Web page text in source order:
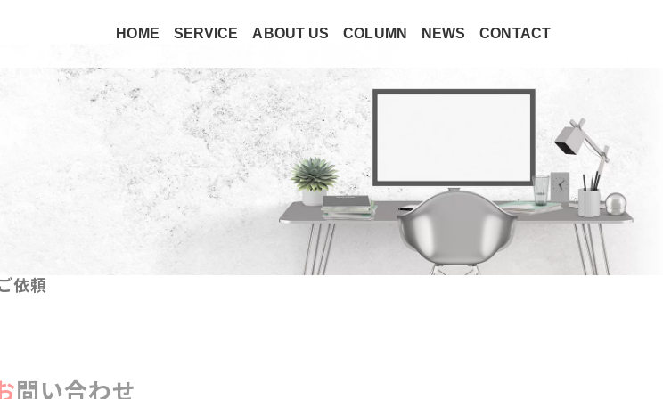
HOME SERVICE ABOUT US COLUMN NEWS CONTACT
依頼
お問い合わせ